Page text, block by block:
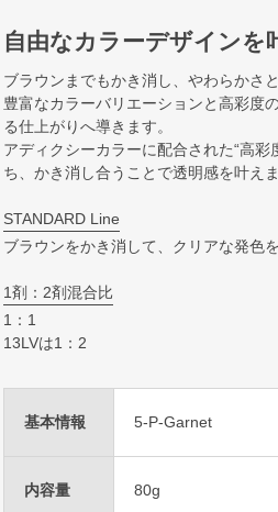
自由なカラーデザインを
ブラウンまでもかき消し、やわらかさ
豊富なカラーバリエーションと高彩度
る仕上がりへ導きます。
アディクシーカラーに配合された“高
ち、かき消し合うことで透明感を叶えま
STANDARD Line
ブラウンをかき消して、クリアな発色
1剤：2剤混合比
1：1
13LVは1：2
基本情報 5-P-Garnet
内容量 80g